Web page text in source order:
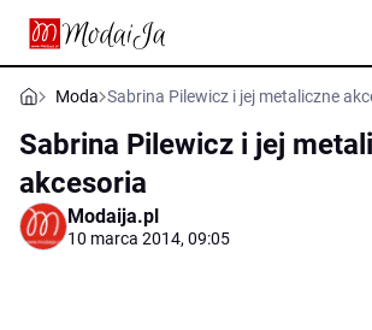
Moda Sabrina Pilewicz i jej metaliczne
Sabrina Pilewicz i jej
akcesoria
Modaija.pl
10 marca 2014, 09:05